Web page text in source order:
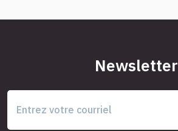
Newsletter